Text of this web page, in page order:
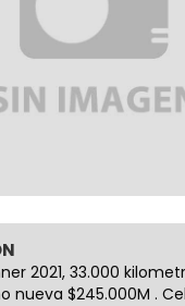
2021, 33.000
nueva $245.000M .